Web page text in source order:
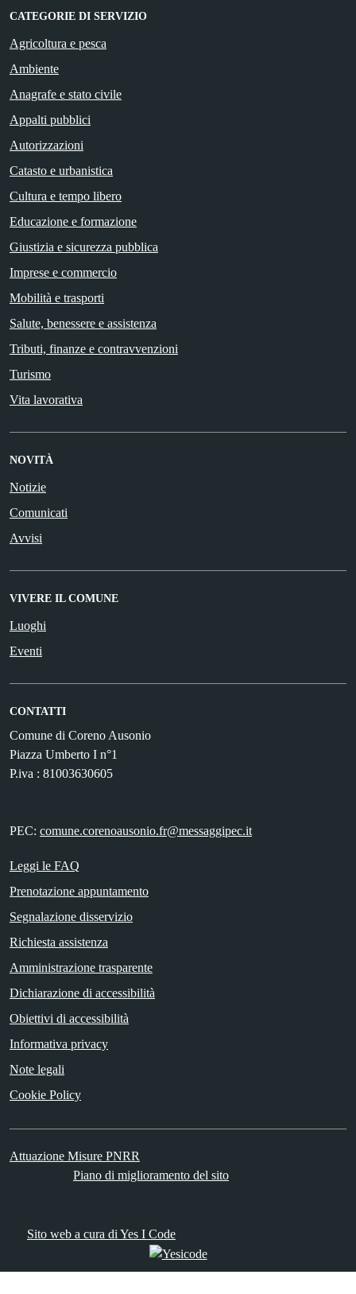
CATEGORIE DI SERVIZIO
Agricoltura e pesca
Ambiente
Anagrafe e stato civile
Appalti pubblici
Autorizzazioni
Catasto e urbanistica
Cultura e tempo libero
Educazione e formazione
Giustizia e sicurezza pubblica
Imprese e commercio
Mobilità e trasporti
Salute, benessere e assistenza
Tributi, finanze e contravvenzioni
Turismo
Vita lavorativa
NOVITÀ
Notizie
Comunicati
Avvisi
VIVERE IL COMUNE
Luoghi
Eventi
CONTATTI
Comune di Coreno Ausonio
Piazza Umberto I n°1
P.iva : 81003630605
PEC: comune.corenoausonio.fr@messaggipec.it
Leggi le FAQ
Prenotazione appuntamento
Segnalazione disservizio
Richiesta assistenza
Amministrazione trasparente
Dichiarazione di accessibilità
Obiettivi di accessibilità
Informativa privacy
Note legali
Cookie Policy
Attuazione Misure PNRR
Piano di miglioramento del sito
Sito web a cura di Yes I Code